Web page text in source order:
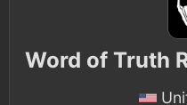
Word of Truth